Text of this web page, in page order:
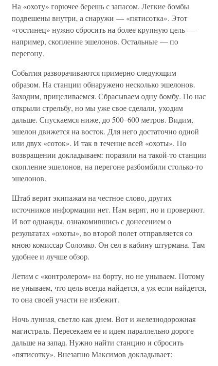
На «охоту» горючее берешь с запасом. Легкие бомбы
подвешены внутри, а снаружи — «пятисотка». Этот
«гостинец» нужно сбросить на более крупную цель —
например, скопление эшелонов. Остальные — по
перегону.
События разворачиваются примерно следующим
образом. На станции обнаружено несколько эшелонов.
Заходим, прицеливаемся. Сбрасываем одну бомбу. По нас
открыли стрельбу, но мы уже свое сделали, уходим
дальше. Спускаемся ниже, до 500–600 метров. Видим,
эшелон движется на восток. Для него достаточно одной
или двух «соток». И так в течение всей «охоты». По
возвращении докладываем: поразили на такой-то станции
скопление эшелонов, на перегоне разбомбили столько-то
эшелонов.
Штаб верит экипажам на честное слово, других
источников информации нет. Нам верят, но и проверяют.
И вот однажды, ознакомившись с донесением о
результатах «охоты», во второй полет отправляется со
мною комиссар Соломко. Он сел в кабину штурмана. Там
удобнее и лучше обзор.
Летим с «контролером» на борту, но не унываем. Потому
не унываем, что цель всегда найдется, а уж если найдется,
то она своей участи не избежит.
Ночь лунная, светло как днем. Вот и железнодорожная
магистраль. Пересекаем ее и идем параллельно дороге
дальше на запад. Нужно найти станцию и сбросить
«пятисотку». Внезапно Максимов докладывает: